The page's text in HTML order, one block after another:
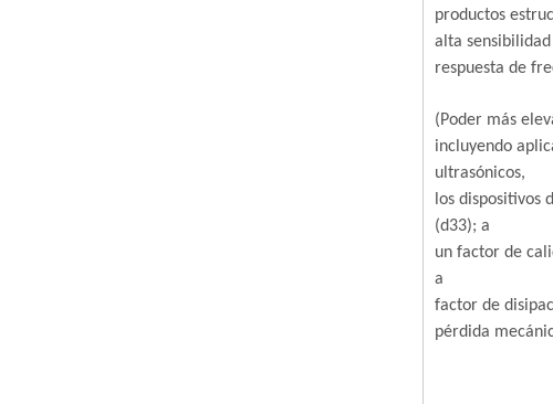
productos
alta
respuesta de
(Poder más
incluyendo
ultrasónicos,
los dispositivos
(d33); a
un factor de
a
factor de
pérdida